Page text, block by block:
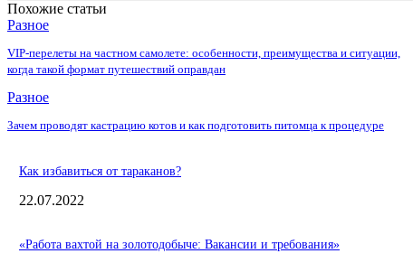
Похожие статьи
Разное
VIP-перелеты на частном самолете: особенности, преимущества и ситуации,
когда такой формат путешествий оправдан
Разное
Зачем проводят кастрацию котов и как подготовить питомца к процедуре
Как избавиться от тараканов?
22.07.2022
«Работа вахтой на золотодобыче: Вакансии и требования»